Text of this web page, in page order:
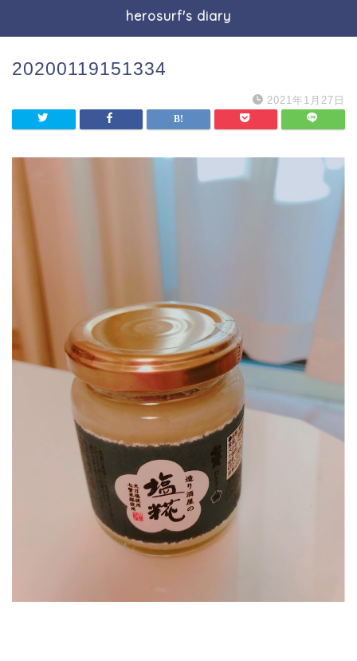
herosurf's diary
20200119151334
2021年1月27日